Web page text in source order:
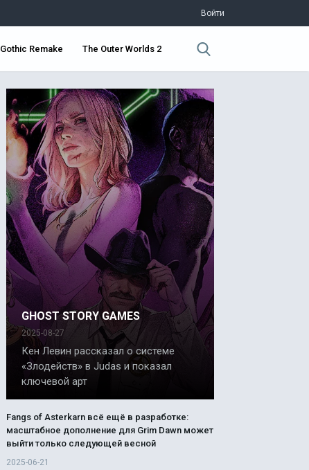
Войти
Gothic Remake The Outer Worlds 2
GHOST STORY GAMES
2025-08-27
Кен Левин рассказал о системе
«Злодейств» в Judas и показал
ключевой арт
Fangs of Asterkarn всё ещё в разработке:
масштабное дополнение для Grim Dawn может
выйти только следующей весной
2025-06-21